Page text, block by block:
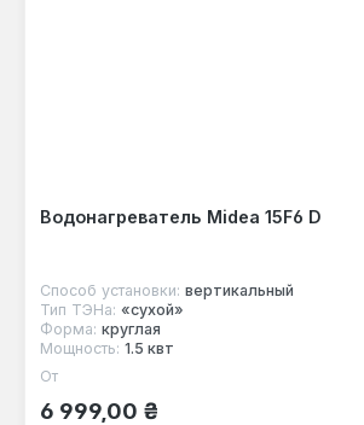
Водонагреватель Midea 15F6 D
Способ установки: вертикальный
Тип ТЭНа: «сухой»
Форма: круглая
Мощность: 1.5 квт
Обычная цена:
От
6 999,00 ₴